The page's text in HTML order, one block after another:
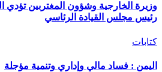
وزيرة الخارجية وشؤون المغتربين تؤدي
رئيس مجلس القيادة الرئاسي
كتابات
اليمن : فساد مالي وإداري وتنمية مؤجلة